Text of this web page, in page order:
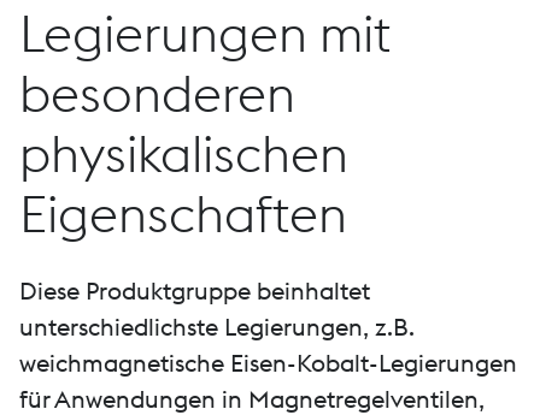
Legierungen mit
besonderen
physikalischen
Eigenschaften
Diese Produktgruppe beinhaltet
unterschiedlichste Legierungen, z.B.
weichmagnetische Eisen-Kobalt-Legierungen
für Anwendungen in Magnetregelventilen,